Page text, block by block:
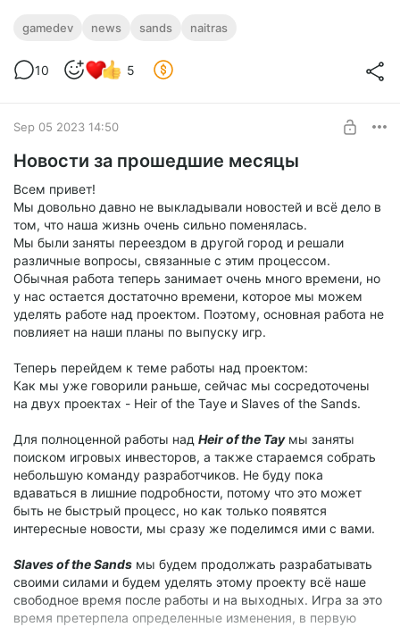
основных сюжетных локаций - Школа танцев.
gamedev news sands naitras
10 5
Sep 05 2023 14:50
Новости за прошедшие месяцы
Всем привет!
Мы довольно давно не выкладывали новостей и всё дело в
том, что наша жизнь очень сильно поменялась.
Мы были заняты переездом в другой город и решали
различные вопросы, связанные с этим процессом.
Обычная работа теперь занимает очень много времени, но
у нас остается достаточно времени, которое мы можем
уделять работе над проектом. Поэтому, основная работа не
повлияет на наши планы по выпуску игр.
Теперь перейдем к теме работы над проектом:
Как мы уже говорили раньше, сейчас мы сосредоточены
на двух проектах - Heir of the Taye и Slaves of the Sands.
Для полноценной работы над Heir of the Tayмы заняты
поиском игровых инвесторов, а также стараемся собрать
небольшую команду разработчиков. Не буду пока
вдаваться в лишние подробности, потому что это может
быть не быстрый процесс, но как только появятся
интересные новости, мы сразу же поделимся ими с вами.
Slaves of the Sands мы будем продолжать разрабатывать
своими силами и будем уделять этому проекту всё наше
свободное время после работы и на выходных. Игра за это
время претерпела определенные изменения, в первую